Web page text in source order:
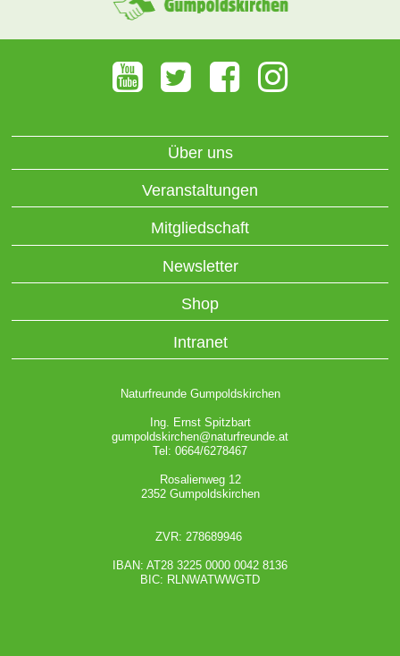
Über uns
Veranstaltungen
Mitgliedschaft
Newsletter
Shop
Intranet
Naturfreunde Gumpoldskirchen
Ing. Ernst Spitzbart
gumpoldskirchen@naturfreunde.at
Tel: 0664/6278467
Rosalienweg 12
2352 Gumpoldskirchen
ZVR: 278689946
IBAN: AT28 3225 0000 0042 8136
BIC: RLNWATWWGTD